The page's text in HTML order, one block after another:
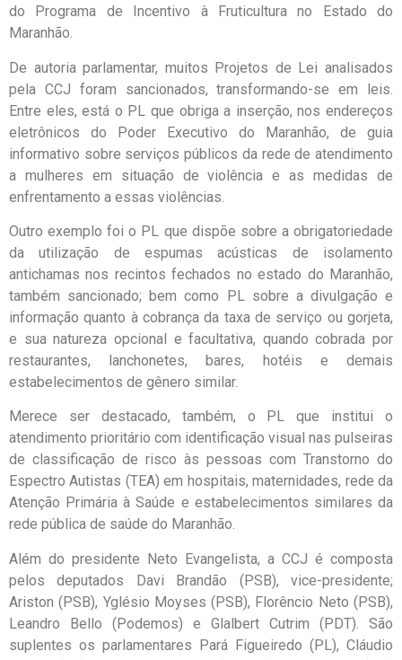
do Programa de Incentivo à Fruticultura no Estado do
Maranhão.
De autoria parlamentar, muitos Projetos de Lei analisados
pela CCJ foram sancionados, transformando-se em leis.
Entre eles, está o PL que obriga a inserção, nos endereços
eletrônicos do Poder Executivo do Maranhão, de guia
informativo sobre serviços públicos da rede de atendimento
a mulheres em situação de violência e as medidas de
enfrentamento a essas violências.
Outro exemplo foi o PL que dispõe sobre a obrigatoriedade
da utilização de espumas acústicas de isolamento
antichamas nos recintos fechados no estado do Maranhão,
também sancionado; bem como PL sobre a divulgação e
informação quanto à cobrança da taxa de serviço ou gorjeta,
e sua natureza opcional e facultativa, quando cobrada por
restaurantes, lanchonetes, bares, hotéis e demais
estabelecimentos de gênero similar.
Merece ser destacado, também, o PL que institui o
atendimento prioritário com identificação visual nas pulseiras
de classificação de risco às pessoas com Transtorno do
Espectro Autistas (TEA) em hospitais, maternidades, rede da
Atenção Primária à Saúde e estabelecimentos similares da
rede pública de saúde do Maranhão.
Além do presidente Neto Evangelista, a CCJ é composta
pelos deputados Davi Brandão (PSB), vice-presidente;
Ariston (PSB), Yglésio Moyses (PSB), Florêncio Neto (PSB),
Leandro Bello (Podemos) e Glalbert Cutrim (PDT). São
suplentes os parlamentares Pará Figueiredo (PL), Cláudio